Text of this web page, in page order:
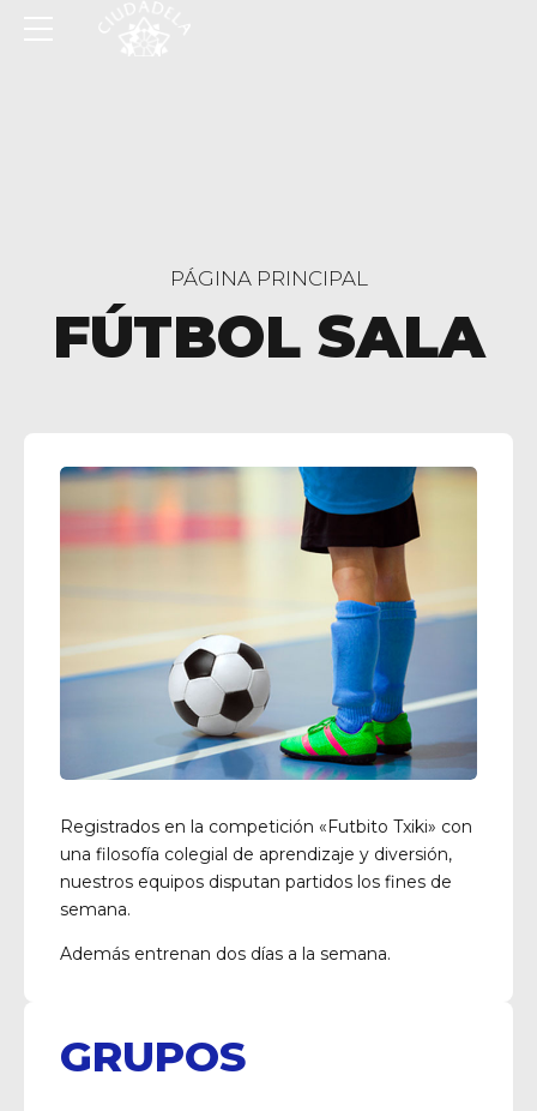
PÁGINA PRINCIPAL
FÚTBOL SALA
Registrados en la competición «Futbito Txiki» con
una filosofía colegial de aprendizaje y diversión,
nuestros equipos disputan partidos los fines de
semana.
Además entrenan dos días a la semana.
GRUPOS